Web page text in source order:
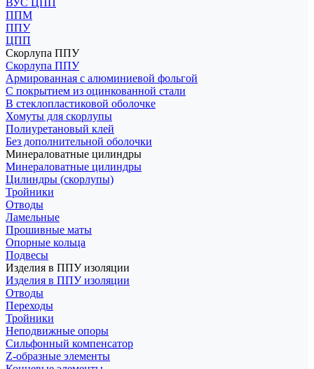
ВУС ЦПП
ППМ
ППУ
ЦПП
Скорлупа ППУ
Скорлупа ППУ
Армированная с алюминиевой фольгой
С покрытием из оцинкованной стали
В стеклопластиковой оболочке
Хомуты для скорлупы
Полиуретановый клей
Без дополнительной оболочки
Минераловатные цилиндры
Минераловатные цилиндры
Цилиндры (скорлупы)
Тройники
Отводы
Ламельные
Прошивные маты
Опорные кольца
Подвесы
Изделия в ППУ изоляции
Изделия в ППУ изоляции
Отводы
Переходы
Тройники
Неподвижные опоры
Cильфонный компенсатор
Z-образные элементы